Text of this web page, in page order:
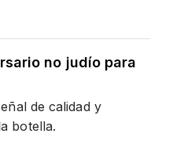
no judío para
de calidad y
botella.